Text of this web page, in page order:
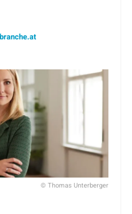
© Thomas Unterberger